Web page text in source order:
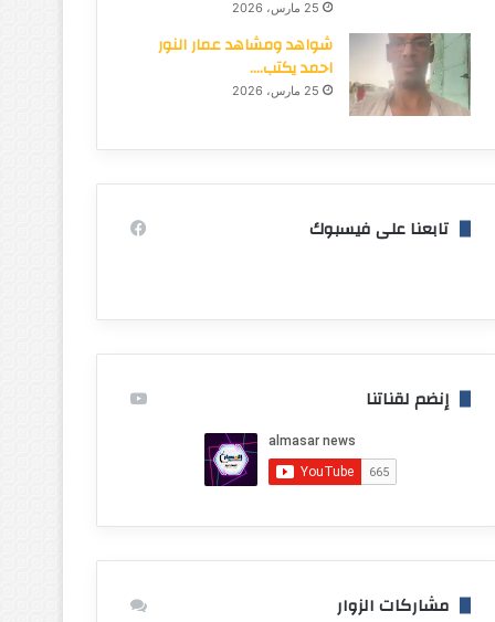
25 مارس، 2026
شواهد ومشاهد عمار النور
احمد يكتب….
25 مارس، 2026
تابعنا على فيسبوك
إنضم لقناتنا
مشاركات الزوار